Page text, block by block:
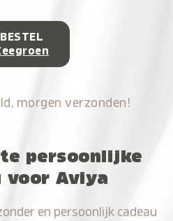
BESTEL
morgen verzonden!
persoonlijke
voor Aviya
en persoonlijk cadeau